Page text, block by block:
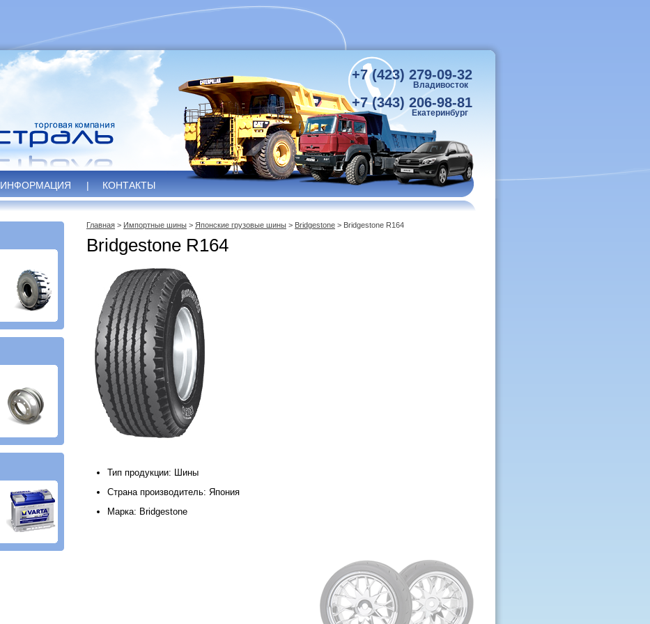
+7 (423) 279-09-32
Владивосток
+7 (343) 206-98-81
Екатеринбург
ИНФОРМАЦИЯ | КОНТАКТЫ
Главная > Импортные шины > Японские грузовые шины > Bridgestone > Bridgestone R164
Bridgestone R164
Тип продукции: Шины
Страна производитель: Япония
Марка: Bridgestone